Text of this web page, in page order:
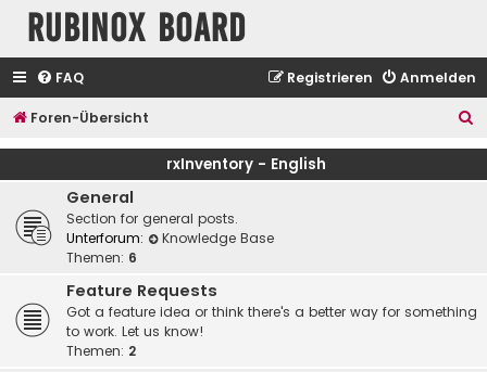
Rubinox Board
FAQ Anmelden
Registrieren
Foren-Übersicht
u
rxInventory - English
General
Section for general posts.
Unterforum:
Knowledge Base
Themen: 6
Feature Requests
Got a feature idea or think there's a better way for something
to work. Let us know!
Themen: 2